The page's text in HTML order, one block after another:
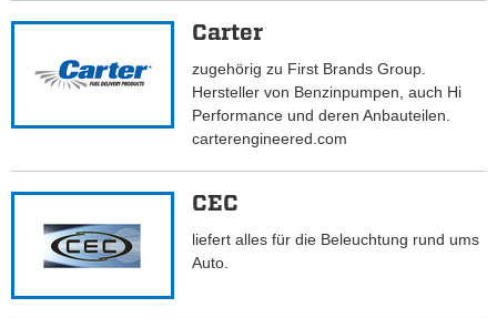
Carter
zugehörig zu First Brands Group.
Hersteller von Benzinpumpen, auch Hi
Performance und deren Anbauteilen.
carterengineered.com
CEC
liefert alles für die Beleuchtung rund ums
Auto.